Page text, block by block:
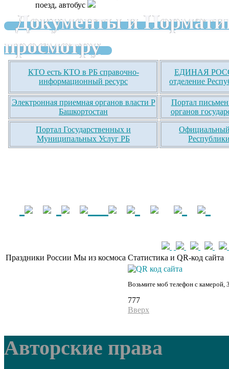
поезд, автобус
Документы и
просмотру
КТО есть КТО в РБ справочно-
информационный ресурс
ЕДИНАЯ
отделение
Электронная приемная органов власти Р
Башкортостан
Портал
органов
Портал Государственных и
Муниципальных Услуг РБ
Официальный
Праздники России Мы из космоса Статистика и QR-код сайта
Возьмите моб телефон с камерой,
777
Вверх
Авторские права